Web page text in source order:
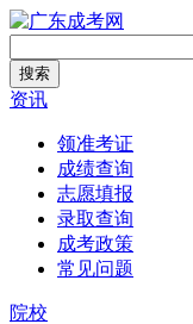
搜索
资讯
领准考证
成绩查询
志愿填报
录取查询
成考政策
常见问题
院校